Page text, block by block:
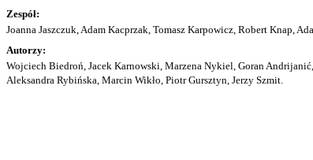
Zespół:
Joanna Jaszczuk, Adam Kacprzak, Tomasz Karpowicz, Robert Knap,
Autorzy:
Wojciech Biedroń, Jacek Karnowski, Marzena Nykiel, Goran
Aleksandra Rybińska, Marcin Wikło, Piotr Gursztyn, Jerzy Szmit.